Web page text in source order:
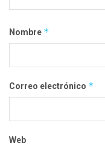
Nombre *
Correo electrónico *
Web